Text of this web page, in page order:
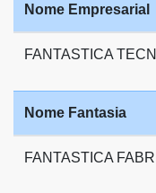
Nome Empresarial
FANTASTICA
Nome Fantasia
FANTASTICA